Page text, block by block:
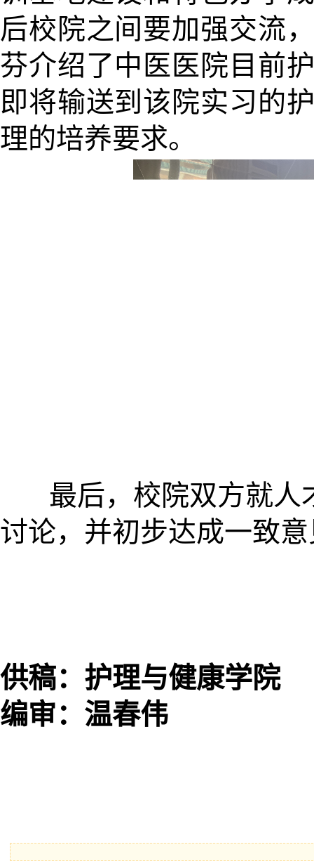
后校院之间要加强交流
芬介绍了中医医院目前
即将输送到该院实习的
理的培养要求。
最后，校院双方就人
讨论，并初步达成一致
供稿：护理与健康学院
编审：温春伟